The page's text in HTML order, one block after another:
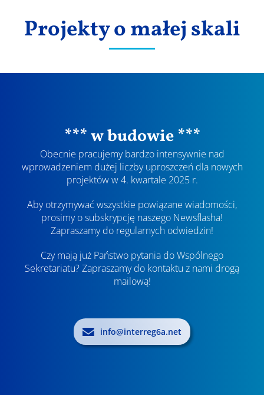
Projekty o małej skali
*** w budowie ***
Obecnie pracujemy bardzo intensywnie nad
wprowadzeniem dużej liczby uproszczeń dla nowych
projektów w 4. kwartale 2025 r.
Aby otrzymywać wszystkie powiązane wiadomości,
prosimy o subskrypcję naszego Newsflasha!
Zapraszamy do regularnych odwiedzin!
Czy mają już Państwo pytania do Wspólnego
Sekretariatu? Zapraszamy do kontaktu z nami drogą
mailową!
info@interreg6a.net